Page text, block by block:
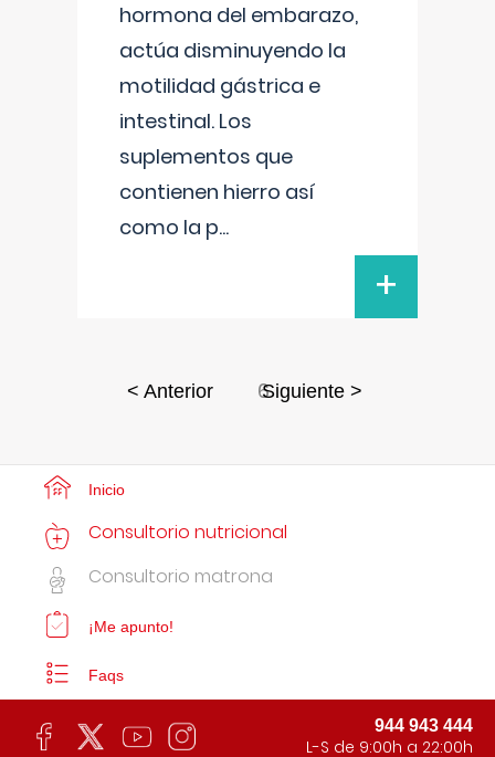
hormona del embarazo,
actúa disminuyendo la
motilidad gástrica e
intestinal. Los
suplementos que
contienen hierro así
como la p...
+
< Anterior 6Siguiente >
Inicio
Consultorio nutricional
Consultorio matrona
¡Me apunto!
Faqs
944 943 444
L-S de 9:00h a 22:00h